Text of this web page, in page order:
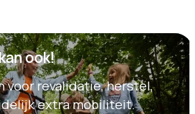
ook!
voor revalidatie, herstel,
extra mobiliteit.